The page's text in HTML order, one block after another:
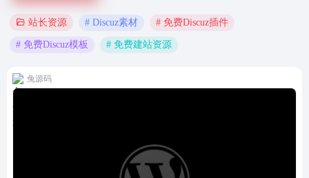
站长资源 # Discuz素材 # 免费Discuz插件
# 免费Discuz模板 # 免费建站资源
兔源码